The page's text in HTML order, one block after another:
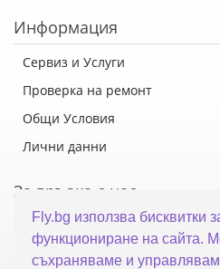
Fly.bg използва бисквитки
функциониране на сайта.
съхраняваме и
Информация
Сервиз и Услуги
Проверка на ремонт
Общи Условия
Лични данни
За връзка с нас
Флай Систем ООД
гр. Варна, ул. Каймакчалан 10А